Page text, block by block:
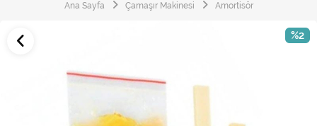
Çamaşır Kurutma Makinesi
Ana Sayfa Çamaşır Makinesi Amortisör
%2